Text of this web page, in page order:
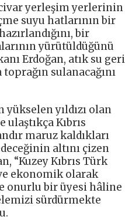
yerleşim yerlerinin
suyu hatlarının bir
bir
yürütüldüğünü
Erdoğan, atık su geri
sulanacağını
yıldızı olan
Kıbrıs
maruz kaldıkları
altını çizen
“Kuzey Kıbrıs Türk
ekonomik olarak
onurlu bir üyesi hâline
sürdürmekte